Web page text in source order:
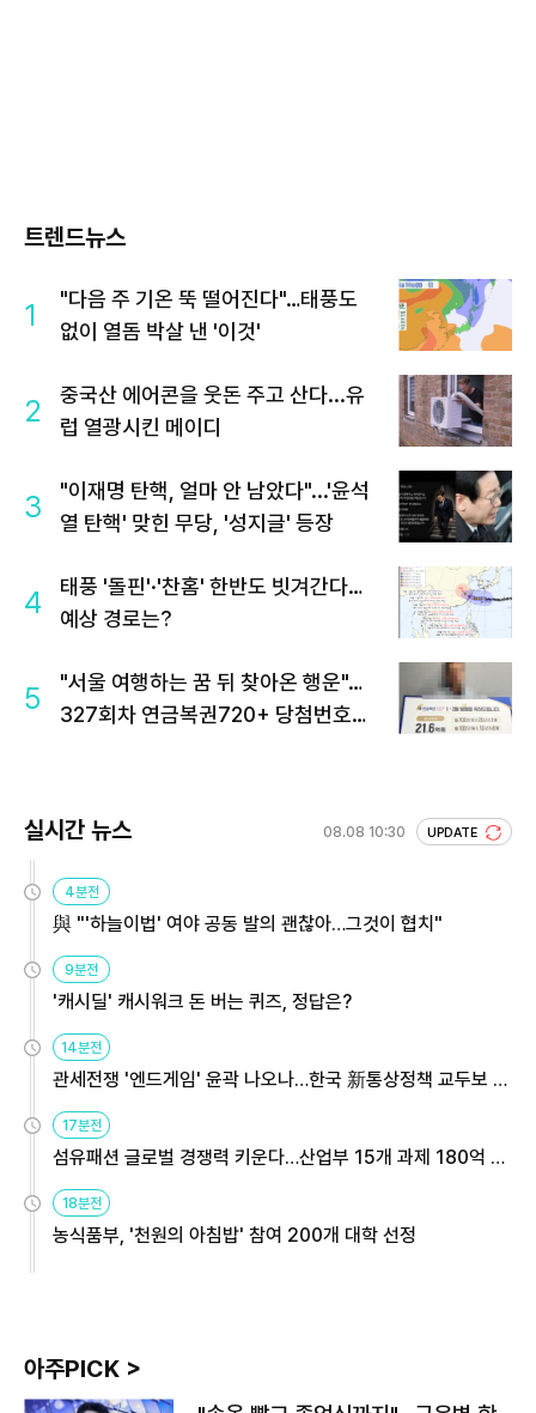
트렌드뉴스
1
"다음 주 기온 뚝 떨어진다"…태풍도
없이 열돔 박살 낸 '이것'
2
중국산 에어콘을 웃돈 주고 산다...유
럽 열광시킨 메이디
3
"이재명 탄핵, 얼마 안 남았다"...'윤석
열 탄핵' 맞힌 무당, '성지글' 등장
4
태풍 '돌핀'·'찬홈' 한반도 빗겨간다…
예상 경로는?
5
"서울 여행하는 꿈 뒤 찾아온 행운"…
327회차 연금복권720+ 당첨번호조
실시간 뉴스 08.08 10:30 UPDATE
4분전
與 "'하늘이법' 여야 공동 발의 괜찮아…그것이 협치"
9분전
'캐시딜' 캐시워크 돈 버는 퀴즈, 정답은?
14분전
관세전쟁 '엔드게임' 윤곽 나오나…한국 新통상정책 교두보 활
용해야
17분전
섬유패션 글로벌 경쟁력 키운다…산업부 15개 과제 180억 지
원
18분전
농식품부, '천원의 아침밥' 참여 200개 대학 선정
아주PICK >